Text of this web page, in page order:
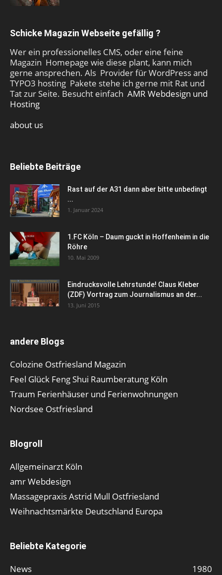
Schicke Magazin Webseite gefällig ?
Wer ein professionelles CMS, oder eine feine
Magazin Homepage wie diese plant, kann mich
gerne ansprechen. Als Provider für WordPress and
TYPO3 hosting Pakete stehe ich gerne mit Rat und
Tat zur Seite. Besucht einfach AMR Webdesign und
Hosting
about us
Beliebte Beiträge
Rast auf der A31 dann aber bitte unbedingt
...
1. Januar 2024
1.FC Köln – Daum guckt in Hoffenheim in die
Röhre
10. Mai 2009
Eindrucksvolle Lehrstunde! Claus Kleber
(ZDF) Vortrag zum Journalismus an der...
13. Juni 2015
andere Blogs
Colozine Ostfriesland Magazin
Feel Glück Feng Shui Raumberatung Köln
Traum Ferienhäuser und Ferienwohnungen
Nordsee Ostfriesland
Blogroll
Allgemeinarzt Köln
amr Webdesign
Massagepraxis Astrid Mull Ostfriesland
Weihnachtsmärkte Deutschland Europa
Beliebte Kategorie
News
1980